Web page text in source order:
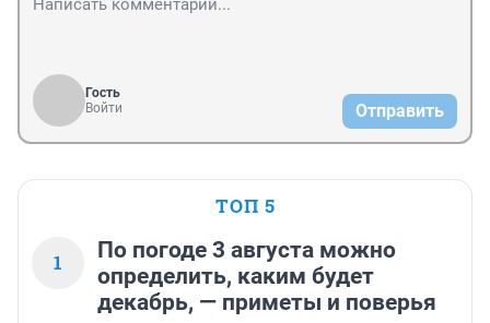
Гость
Войти
Отправить
ТОП 5
1
По погоде 3 августа можно
определить, каким будет
декабрь, — приметы и поверья